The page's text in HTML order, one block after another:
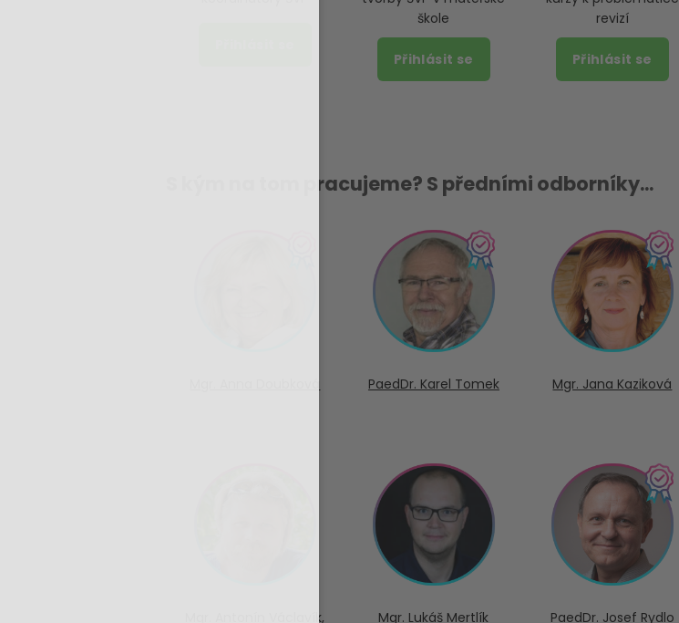
škole
Přihlásit se
revizí
Přihlásit se
S kým na tom pracujeme? S předními odborníky...
PaedDr. Karel Tomek Mgr. Jana Kaziková
Mgr. Antonín Václavík,
Mgr. Lukáš Mertlík PaedDr. Josef Rydlo